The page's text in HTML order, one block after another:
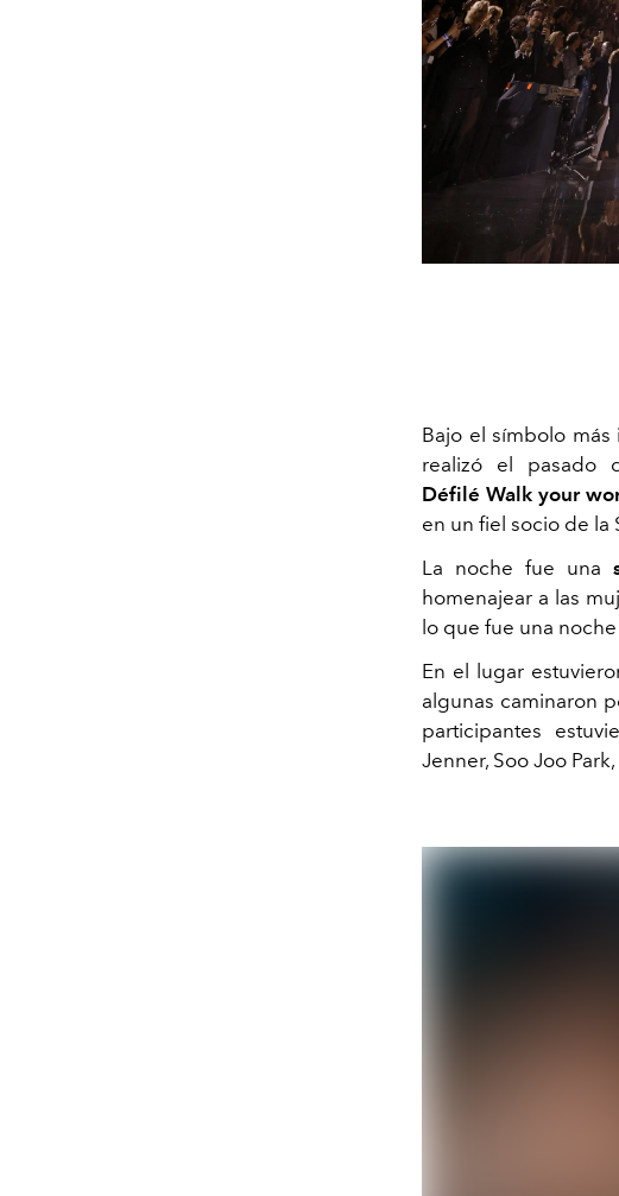
Bajo el símbolo
realizó el pasado
Défilé Walk your
en un fiel socio de la
La noche fue una
homenajear a las
lo que fue una
En el lugar
algunas caminaron
participantes
Jenner, Soo Joo Park,